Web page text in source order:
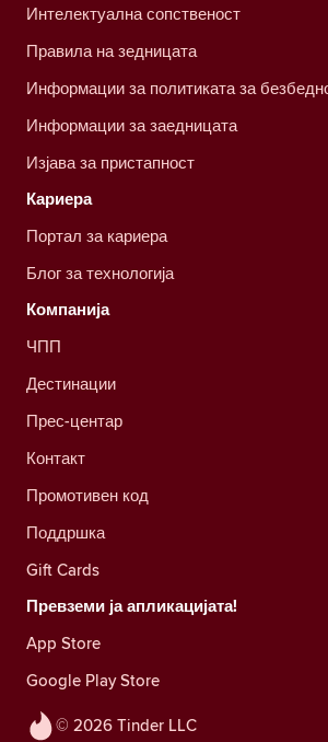
© 2026 Tinder LLC
Интелектуална сопственост
Правила на зедницата
Информации за политиката за
Информации за заедницата
Изјава за пристапност
Кариера
Портал за кариера
Блог за технологија
Компанија
ЧПП
Дестинации
Прес-центар
Контакт
Промотивен код
Поддршка
Gift Cards
Превземи ја апликацијата!
App Store
Google Play Store